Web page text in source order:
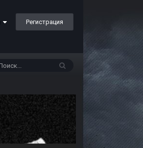
Регистрация